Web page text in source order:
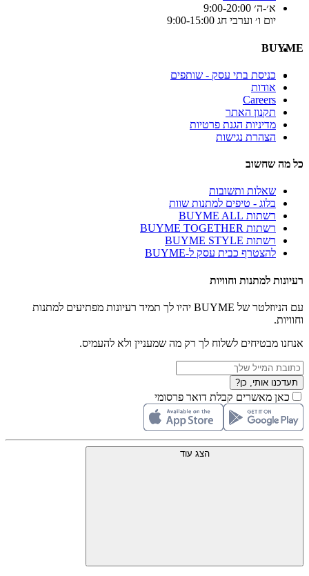
א׳-ה׳ 9:00-20:00
יום ו׳ וערבי חג 9:00-15:00
BUYME
כניסת בתי עסק - שותפים
אודות
Careers
תקנון האתר
מדיניות הגנת פרטיות
הצהרת נגישות
כל מה שחשוב
שאלות ותשובות
בלוג - טיפים למתנות שוות
רשתות BUYME ALL
רשתות BUYME TOGETHER
רשתות BUYME STYLE
להצטרף כבית עסק ל-BUYME
רעיונות למתנות וחוויות
עם הניוזלטר של BUYME יהיו לך תמיד רעיונות מפתיעים למתנות
וחוויות.
אנחנו מבטיחים לשלוח לך רק מה שמעניין ולא להעמיס.
תעדכנו אותי, כן?
כאן מאשרים קבלת דואר פרסומי
הצג עוד